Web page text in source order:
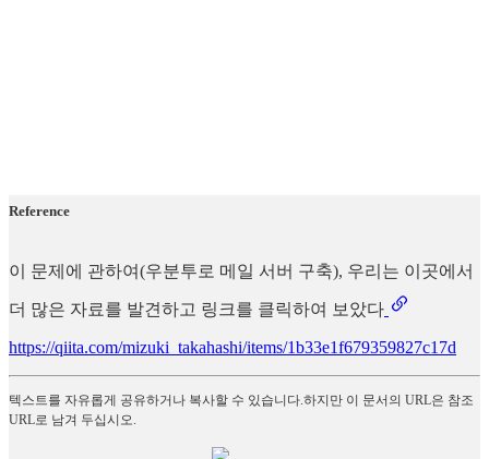
Reference
이 문제에 관하여(우분투로 메일 서버 구축), 우리는 이곳에서
더 많은 자료를 발견하고 링크를 클릭하여 보았다
https://qiita.com/mizuki_takahashi/items/1b33e1f679359827c17d
텍스트를 자유롭게 공유하거나 복사할 수 있습니다.하지만 이 문서의 URL은 참조
URL로 남겨 두십시오.